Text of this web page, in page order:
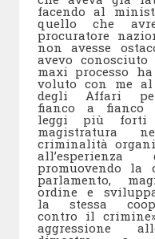
facendo al
quello che
procuratore
non avesse
avevo
maxi processo
voluto con me
degli Affari
fianco a fianco
leggi più forti
magistratura
criminalità
promuovendo la
parlamento,
ordine e
la stessa
contro il
aggressione